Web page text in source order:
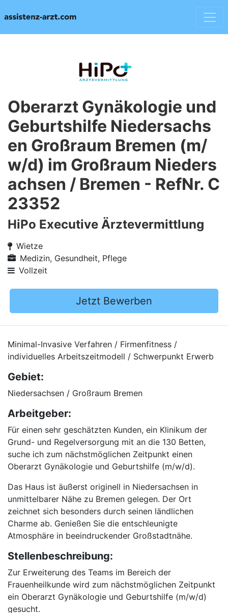
Oberarzt Gynäkologie und
Geburtshilfe Niedersachs
en Großraum Bremen (m/
w/d) im Großraum Nieders
achsen / Bremen - RefNr. C
23352
HiPo Executive Ärztevermittlung
Wietze
Medizin, Gesundheit, Pflege
Vollzeit
Jetzt Bewerben
Minimal-Invasive Verfahren / Firmenfitness /
individuelles Arbeitszeitmodell / Schwerpunkt Erwerb
Gebiet:
Niedersachsen / Großraum Bremen
Arbeitgeber:
Für einen sehr geschätzten Kunden, ein Klinikum der
Grund- und Regelversorgung mit an die 130 Betten,
suche ich zum nächstmöglichen Zeitpunkt einen
Oberarzt Gynäkologie und Geburtshilfe (m/w/d).
Das Haus ist äußerst originell in Niedersachsen in
unmittelbarer Nähe zu Bremen gelegen. Der Ort
zeichnet sich besonders durch seinen ländlichen
Charme ab. Genießen Sie die entschleunigte
Atmosphäre in beeindruckender Großstadtnähe.
Stellenbeschreibung:
Zur Erweiterung des Teams im Bereich der
Frauenheilkunde wird zum nächstmöglichen Zeitpunkt
ein Oberarzt Gynäkologie und Geburtshilfe (m/w/d)
gesucht.